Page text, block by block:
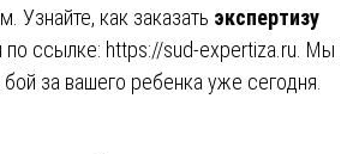
Узнайте, как заказать экспертизу
по ссылке: https://sud-expertiza.ru. Мы
бой за вашего ребенка уже сегодня.